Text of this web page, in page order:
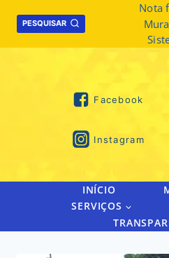
PESQUISAR
Nota
Facebook
Instagram
INÍCIO
SERVIÇOS